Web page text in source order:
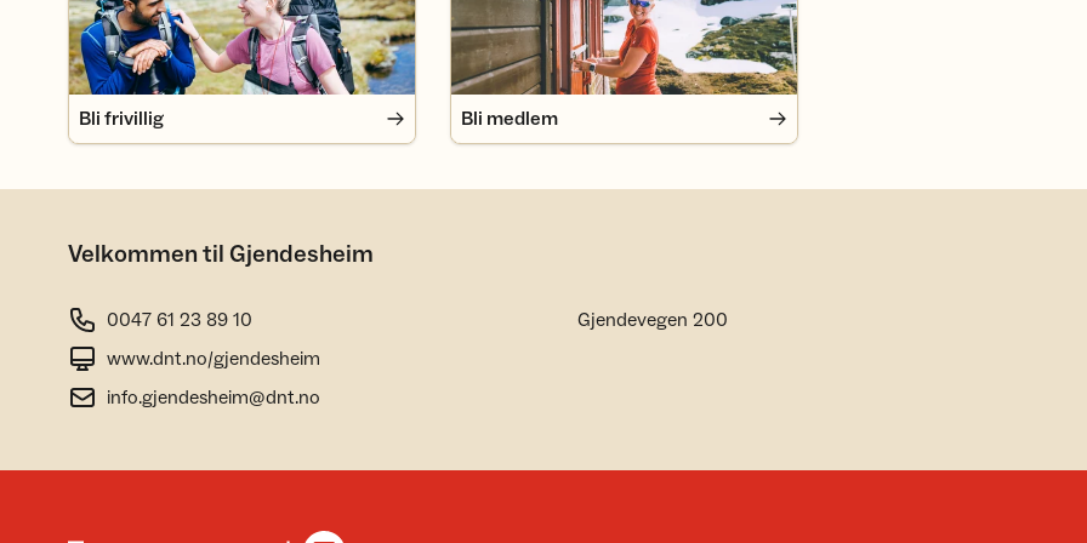
Bli frivillig Bli medlem
Velkommen til Gjendesheim
0047 61 23 89 10
www.dnt.no/gjendesheim
info.gjendesheim@dnt.no
Gjendevegen 200